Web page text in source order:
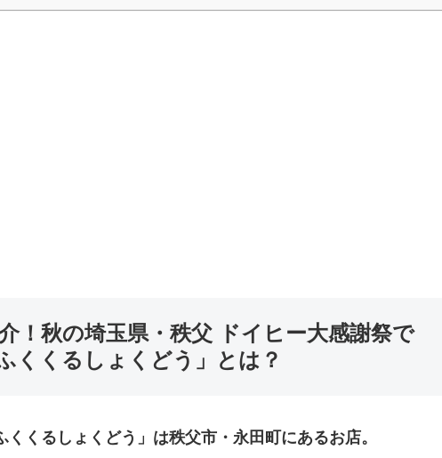
！秋の埼玉県・秩父 ドイヒー大感謝祭で
くくるしょくどう」とは？
くるしょくどう」は秩父市・永田町にあるお店。